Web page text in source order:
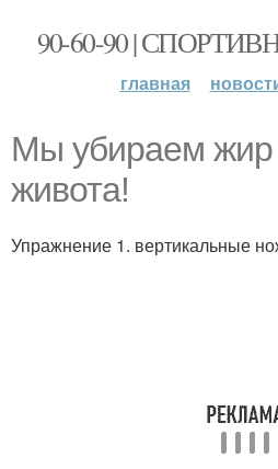
90-60-90 |
главная
Мы убираем жир
живота!
Упражнение 1. вертикальные